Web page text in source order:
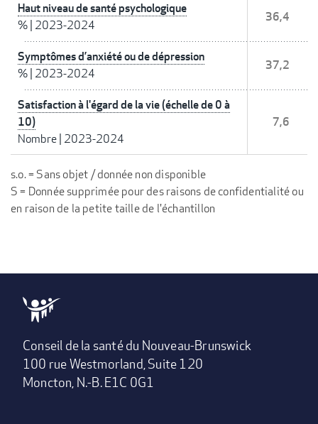
Haut niveau de santé psychologique
% 2023-2024
36,4
Symptômes d’anxiété ou de dépression
% 2023-2024
37,2
Satisfaction à l'égard de la vie (échelle de 0 à
10)
Nombre 2023-2024
7,6
s.o. = Sans objet / donnée non disponible
S = Donnée supprimée pour des raisons de confidentialité ou
en raison de la petite taille de l'échantillon
Conseil de la santé du Nouveau-Brunswick
100 rue Westmorland, Suite 120
Moncton, N.-B. E1C 0G1